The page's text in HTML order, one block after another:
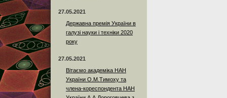
27.05.2021
Державна премія України в
галузі науки і техніки 2020
року
27.05.2021
Вітаємо академіка НАН
України О.М.Тимоху та
члена-кореспондента НАН